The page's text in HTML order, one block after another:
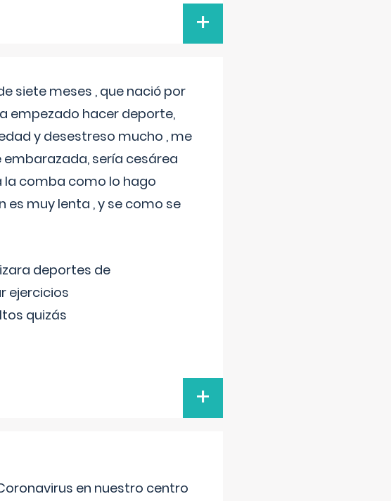
+
siete meses , que nació por
empezado hacer deporte,
y desestreso mucho , me
sería cesárea
la comba como lo hago
muy lenta , y se como se
deportes de
ejercicios
quizás
+
en nuestro centro